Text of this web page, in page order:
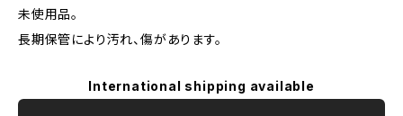
未使用品。
長期保管により汚れ、傷があります。
International shipping available